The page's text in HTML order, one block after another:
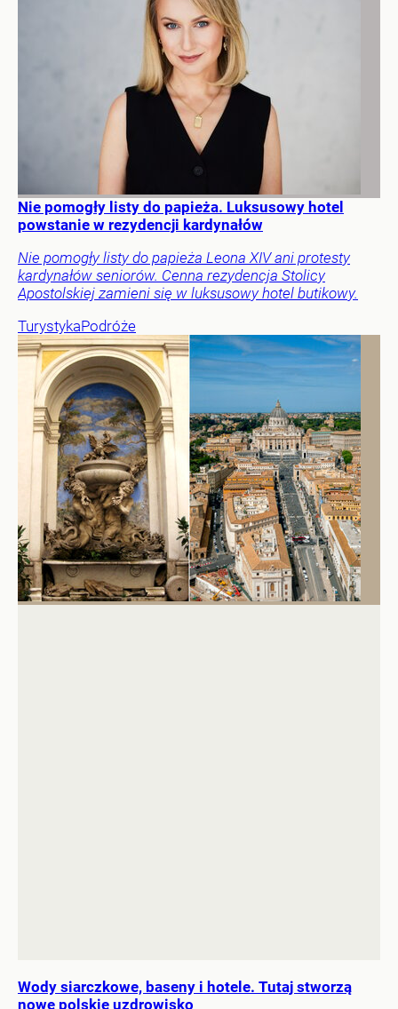
Nie pomogły listy do papieża. Luksusowy hotel
powstanie w rezydencji kardynałów
Nie pomogły listy do papieża Leona XIV ani protesty
kardynałów seniorów. Cenna rezydencja Stolicy
Apostolskiej zamieni się w luksusowy hotel butikowy.
TurystykaPodróże
Wody siarczkowe, baseny i hotele. Tutaj stworzą
nowe polskie uzdrowisko